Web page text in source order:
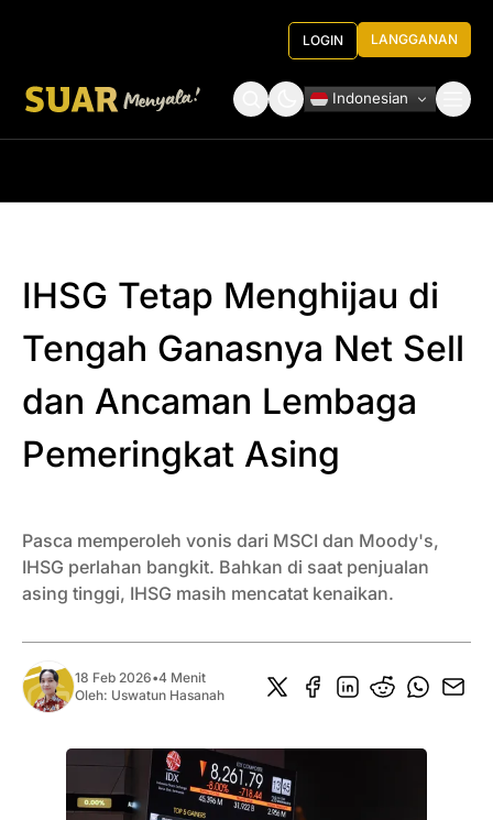
LOGIN LANGGANAN
Indonesian
IHSG Tetap Menghijau di
Tengah Ganasnya Net Sell
dan Ancaman Lembaga
Pemeringkat Asing
Pasca memperoleh vonis dari MSCI dan Moody's,
IHSG perlahan bangkit. Bahkan di saat penjualan
asing tinggi, IHSG masih mencatat kenaikan.
18 Feb 2026•4 Menit
Oleh: Uswatun Hasanah